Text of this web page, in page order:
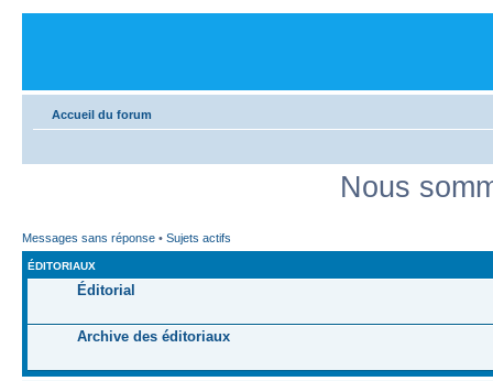
Accueil du forum
Nous
Messages sans réponse • Sujets actifs
ÉDITORIAUX
Éditorial
Archive des éditoriaux